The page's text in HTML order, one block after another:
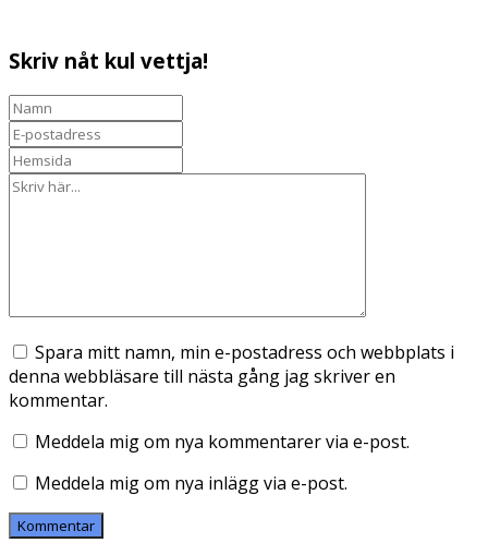
Skriv nåt kul vettja!
Spara mitt namn, min e-postadress och webbplats i
denna webbläsare till nästa gång jag skriver en
kommentar.
Meddela mig om nya kommentarer via e-post.
Meddela mig om nya inlägg via e-post.